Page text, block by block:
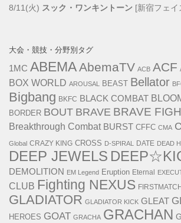
8/11(火) スック・ワンキントーン [新宿フェイ
大会・競技・分野別タグ
1MC ABEMAAbemaTV ACB ACF
BOX WORLD AROUSAL BEAST Bellator
Bigbang BKFC BLACK COMBAT
BORDER BOUT BRAVE BRAVE
Breakthrough Combat BURST CFFC CMA
Global CRAZY KING CROSS D-SPIRAL DATE DEAD
DEEP JEWELS
DEMOLITION EM Legend Eruption Eternal
CLUB Fighting NEXUS FIRSTMATCH
GLADIATOR GLADIATOR KICK GLEAT
HEROES GOAT GRACHA GRACHAN